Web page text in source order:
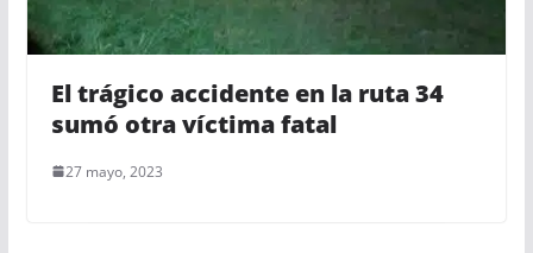
El trágico accidente en la ruta 34
sumó otra víctima fatal
27 mayo, 2023